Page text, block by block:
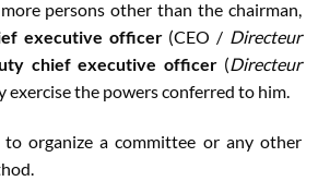
persons other than the chairman,
executive officer (CEO / Directeur
chief executive officer(Directeur
exercise the powers conferred to him.
to organize a committee or any other